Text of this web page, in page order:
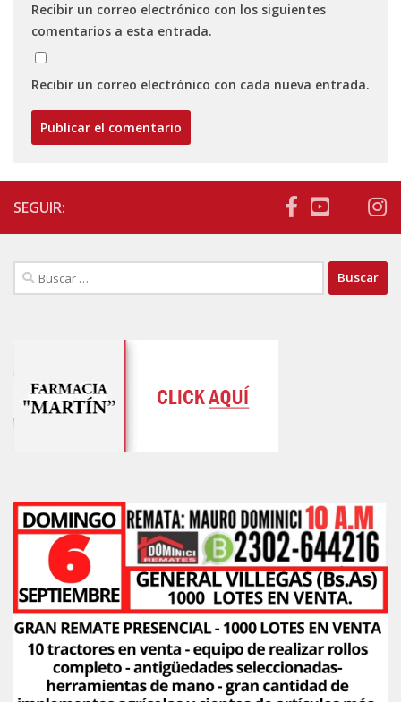
Recibir un correo electrónico con los siguientes
comentarios a esta entrada.
Recibir un correo electrónico con cada nueva entrada.
SEGUIR:
Buscar: